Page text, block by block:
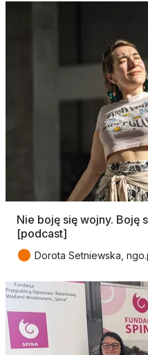
Nie boję się wojny. Boję
[podcast]
● Dorota Setniewska,